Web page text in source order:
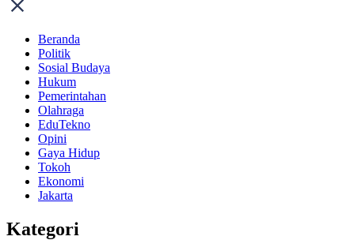
Beranda
Politik
Sosial Budaya
Hukum
Pemerintahan
Olahraga
EduTekno
Opini
Gaya Hidup
Tokoh
Ekonomi
Jakarta
Kategori